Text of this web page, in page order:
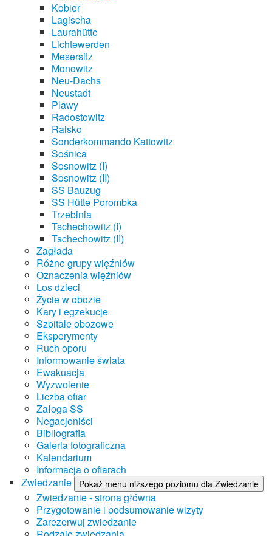
Kobier
Lagischa
Laurahütte
Lichtewerden
Mesersitz
Monowitz
Neu-Dachs
Neustadt
Plawy
Radostowitz
Raisko
Sonderkommando Kattowitz
Sośnica
Sosnowitz (I)
Sosnowitz (II)
SS Bauzug
SS Hütte Porombka
Trzebinia
Tschechowitz (I)
Tschechowitz (II)
Zagłada
Różne grupy więźniów
Oznaczenia więźniów
Los dzieci
Życie w obozie
Kary i egzekucje
Szpitale obozowe
Eksperymenty
Ruch oporu
Informowanie świata
Ewakuacja
Wyzwolenie
Liczba ofiar
Załoga SS
Negacjoniści
Bibliografia
Galeria fotograficzna
Kalendarium
Informacja o ofiarach
Zwiedzanie
Pokaż menu niższego poziomu dla Zwiedzanie
Zwiedzanie - strona główna
Przygotowanie i podsumowanie wizyty
Zarezerwuj zwiedzanie